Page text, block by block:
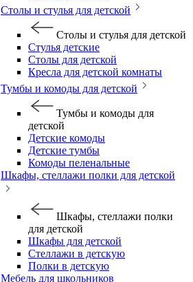
Столы и стулья для детской
Столы и стулья для детской
Стулья детские
Столы для детской
Кресла для детской комнаты
Тумбы и комоды для детской
Тумбы и комоды для
детской
Детские комоды
Детские тумбы
Комоды пеленальные
Шкафы, стеллажи полки для детской
Шкафы, стеллажи полки
для детской
Шкафы для детской
Стеллажи в детскую
Полки в детскую
Мебель для школьников